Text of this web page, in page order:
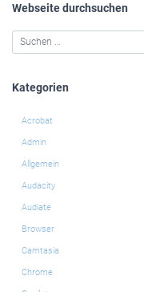
Webseite durchsuchen
Kategorien
Acrobat
Admin
Allgemein
Audacity
Audiate
Browser
Camtasia
Chrome